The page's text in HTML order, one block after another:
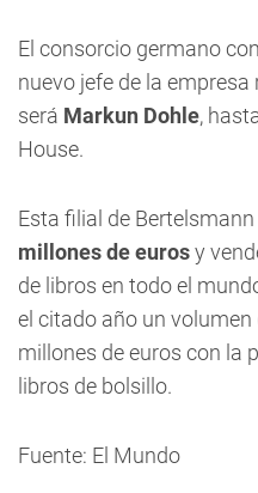
El consorcio germano
nuevo jefe de la
será Markun Dohle,
House.
Esta filial de
millones de eurosy
de libros en todo el
el citado año un volumen
millones de euros con la
libros de bolsillo.
Fuente: El Mundo